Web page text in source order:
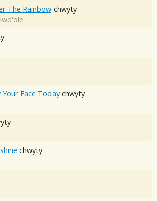
The Rainbow chwyty
Face Today chwyty
chwyty